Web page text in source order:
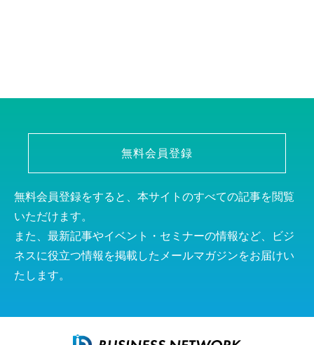
無料会員登録
無料会員登録をすると、本サイトのすべての記事を閲覧
いただけます。
また、最新記事やイベント・セミナーの情報など、ビジ
ネスに役立つ情報を掲載したメールマガジンをお届けい
たします。